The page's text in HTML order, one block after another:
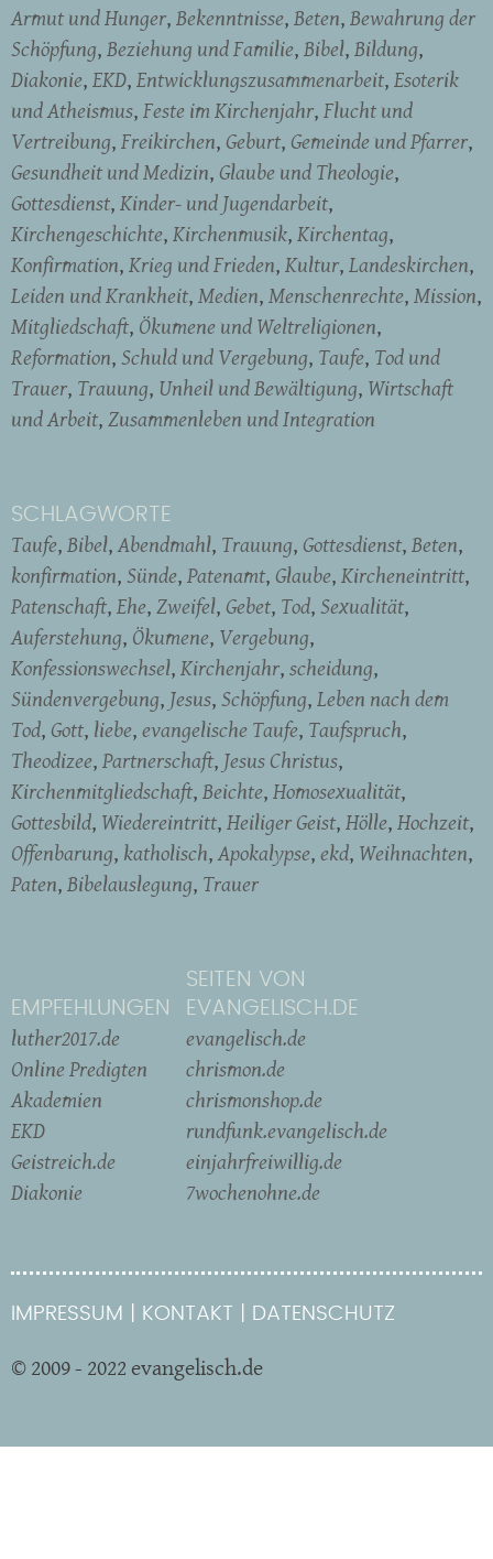
Armut und Hunger Bekenntnisse Beten Bewahrung der
Schöpfung Beziehung und Familie Bibel Bildung
Diakonie EKD Entwicklungszusammenarbeit Esoterik
und Atheismus Feste im Kirchenjahr Flucht und
Vertreibung Freikirchen Geburt Gemeinde und Pfarrer
Gesundheit und Medizin Glaube und Theologie
Gottesdienst Kinder- und Jugendarbeit
Kirchengeschichte Kirchenmusik Kirchentag
Konfirmation Krieg und Frieden Kultur Landeskirchen
Leiden und Krankheit Medien Menschenrechte Mission
Mitgliedschaft Ökumene und Weltreligionen
Reformation Schuld und Vergebung Taufe Tod und
Trauer Trauung Unheil und Bewältigung Wirtschaft
und Arbeit Zusammenleben und Integration
SCHLAGWORTE
Taufe Bibel Abendmahl Trauung Gottesdienst Beten
konfirmation Sünde Patenamt Glaube Kircheneintritt
Patenschaft Ehe Zweifel Gebet Tod Sexualität
Auferstehung Ökumene Vergebung
Konfessionswechsel Kirchenjahr scheidung
Sündenvergebung Jesus Schöpfung Leben nach dem
Tod Gott liebe evangelische Taufe Taufspruch
Theodizee Partnerschaft Jesus Christus
Kirchenmitgliedschaft Beichte Homosexualität
Gottesbild Wiedereintritt Heiliger Geist Hölle Hochzeit
Offenbarung katholisch Apokalypse ekd Weihnachten
Paten Bibelauslegung Trauer
EMPFEHLUNGEN
luther2017.de
Online Predigten
Akademien
EKD
Geistreich.de
Diakonie
SEITEN VON
EVANGELISCH.DE
evangelisch.de
chrismon.de
chrismonshop.de
rundfunk.evangelisch.de
einjahrfreiwillig.de
7wochenohne.de
IMPRESSUM KONTAKT DATENSCHUTZ
© 2009 - 2022 evangelisch.de